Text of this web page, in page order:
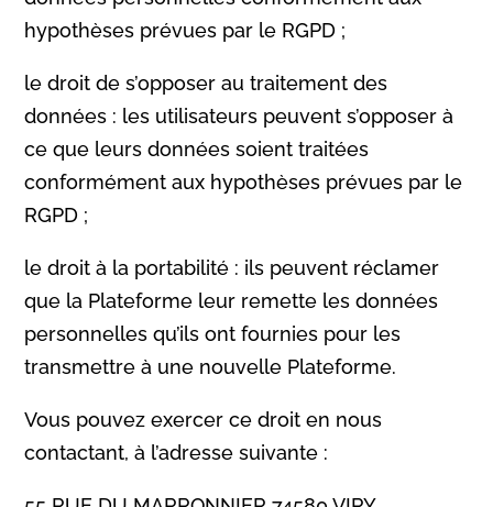
hypothèses prévues par le RGPD ;
le droit de s’opposer au traitement des
données : les utilisateurs peuvent s’opposer à
ce que leurs données soient traitées
conformément aux hypothèses prévues par le
RGPD ;
le droit à la portabilité : ils peuvent réclamer
que la Plateforme leur remette les données
personnelles qu’ils ont fournies pour les
transmettre à une nouvelle Plateforme.
Vous pouvez exercer ce droit en nous
contactant, à l’adresse suivante :